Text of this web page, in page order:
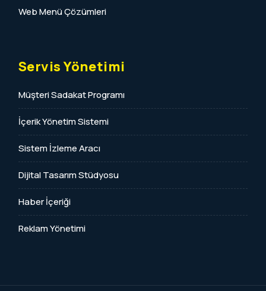
Web Menü Çözümleri
Servis Yönetimi
Müşteri Sadakat Programı
İçerik Yönetim Sistemi
Sistem İzleme Aracı
Dijital Tasarım Stüdyosu
Haber İçeriği
Reklam Yönetimi